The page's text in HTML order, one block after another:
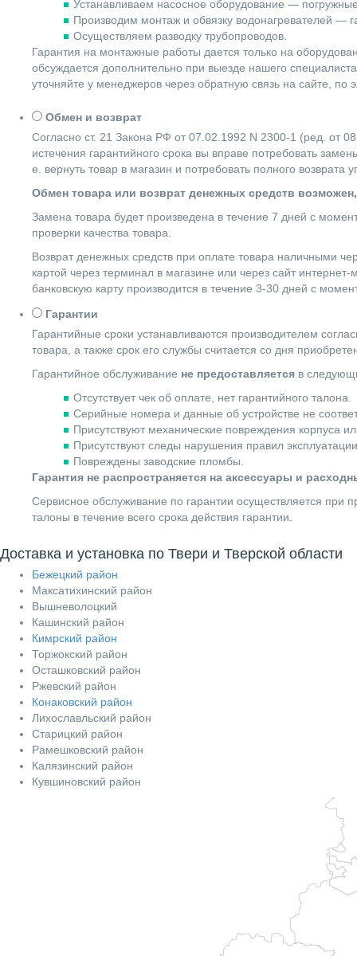
Устанавливаем насосное оборудование —
Производим монтаж и обвязку водонагревателей —
Осуществляем разводку трубопроводов.
Гарантия на монтажные работы дается только на
обсуждается дополнительно при выезде нашего
уточняйте у менеджеров через обратную связь на сайте,
Обмен и возврат
Согласно ст. 21 Закона РФ от 07.02.1992 N 2300-1 (ред. от
истечения гарантийного срока вы вправе потребовать
е. вернуть товар в магазин и потребовать полного
Обмен товара или возврат денежных средств
Замена товара будет произведена в течение 7 дней с
проверки качества товара.
Возврат денежных средств при оплате товара наличными
картой через терминал в магазине или через сайт
банковскую карту производится в течение 3-30 дней с
Гарантии
Гарантийные сроки устанавливаются производителем
товара, а также срок его службы считается со дня
Гарантийное обслуживание не предоставляется в
Отсутствует чек об оплате, нет гарантийного талона.
Серийные номера и данные об устройстве не
Присутствуют механические повреждения корпуса
Присутствуют следы нарушения правил
Повреждены заводские пломбы.
Гарантия не распространяется на аксессуары и
Сервисное обслуживание по гарантии осуществляется при
талоны в течение всего срока действия гарантии.
Доставка и установка по Твери и Тверской области
Бежецкий район
Максатихинский район
Вышневолоцкий
Кашинский район
Кимрский район
Торжокский район
Осташковский район
Ржевский район
Конаковский район
Лихославльский район
Старицкий район
Рамешковский район
Калязинский район
Кувшиновский район